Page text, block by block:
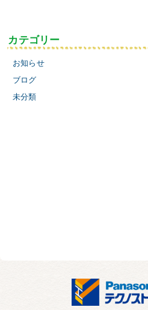
カテゴリー
お知らせ
ブログ
未分類